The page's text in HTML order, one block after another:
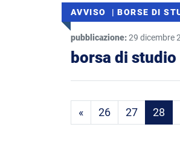
AVVISO | BORSE DI
pubblicazione:29 dicembre
borsa di
«Prima pagina
26 27 28